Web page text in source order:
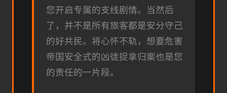
您开启专属的支线剧情。当然后
了，并不是所有旅客都是安分守己
的好共民。将心怀不轨，想要危害
帝国安全式的凶徒捉拿归案也是您
的责任的一片段。